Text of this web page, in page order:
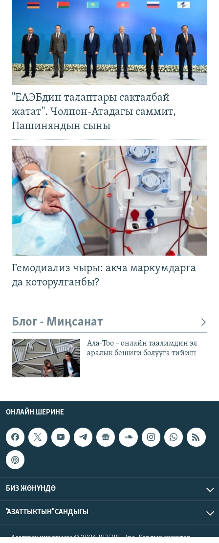
"ЕАЭБдин талаптары сакталбай
жатат". Чолпон-Атадагы саммит,
Пашиняндын сыны
Гемодиализ чыры: акча маркумдарга
да которулганбы?
Блог - Миңсанат
Ала-Тоо – онлайн таалимдин эл
аралык бешиги болууга тийиш
ОНЛАЙН ШЕРИНЕ
БИЗ ЖӨНҮНДӨ
"АЗАТТЫКТЫН" САНДЫГЫ
Азаттык үналгысы © 2026 RFE/RL, Inc. Бардык укуктар